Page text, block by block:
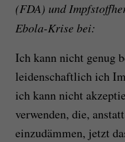
(FDA) und
Ebola-Krise bei:
Ich kann nicht genug
leidenschaftlich ich
ich kann nicht
verwenden, die,
einzudämmen, jetzt